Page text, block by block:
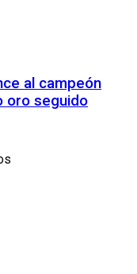
al campeón
oro seguido